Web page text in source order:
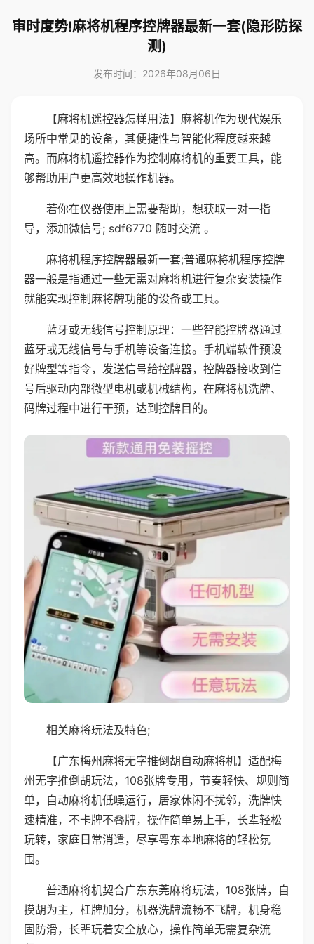
审时度势!麻将机程序控牌器最新一套(隐形防探
测)
发布时间：2026年08月06日
【麻将机遥控器怎样用法】麻将机作为现代娱乐
场所中常见的设备，其便捷性与智能化程度越来越
高。而麻将机遥控器作为控制麻将机的重要工具，能
够帮助用户更高效地操作机器。
若你在仪器使用上需要帮助，想获取一对一指
导，添加微信号; sdf6770 随时交流 。
麻将机程序控牌器最新一套;普通麻将机程序控牌
器一般是指通过一些无需对麻将机进行复杂安装操作
就能实现控制麻将牌功能的设备或工具。
蓝牙或无线信号控制原理：一些智能控牌器通过
蓝牙或无线信号与手机等设备连接。手机端软件预设
好牌型等指令，发送信号给控牌器，控牌器接收到信
号后驱动内部微型电机或机械结构，在麻将机洗牌、
码牌过程中进行干预，达到控牌目的。
相关麻将玩法及特色;
【广东梅州麻将无字推倒胡自动麻将机】适配梅
州无字推倒胡玩法，108张牌专用，节奏轻快、规则简
单，自动麻将机低噪运行，居家休闲不扰邻，洗牌快
速精准，不卡牌不叠牌，操作简单易上手，长辈轻松
玩转，家庭日常消遣，尽享粤东本地麻将的轻松氛
围。
普通麻将机契合广东东莞麻将玩法，108张牌，自
摸胡为主，杠牌加分，机器洗牌流畅不飞牌，机身稳
固防滑，长辈玩着安全放心，操作简单无需复杂流